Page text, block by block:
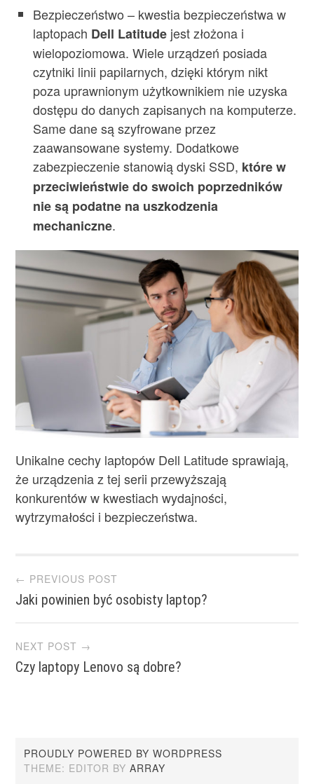
Bezpieczeństwo – kwestia bezpieczeństwa w
laptopach Dell Latitude jest złożona i
wielopoziomowa. Wiele urządzeń posiada
czytniki linii papilarnych, dzięki którym nikt
poza uprawnionym użytkownikiem nie uzyska
dostępu do danych zapisanych na komputerze.
Same dane są szyfrowane przez
zaawansowane systemy. Dodatkowe
zabezpieczenie stanowią dyski SSD, które w
przeciwieństwie do swoich poprzedników
nie są podatne na uszkodzenia
mechaniczne.
Unikalne cechy laptopów Dell Latitude sprawiają,
że urządzenia z tej serii przewyższają
konkurentów w kwestiach wydajności,
wytrzymałości i bezpieczeństwa.
Post
navigation
← PREVIOUS POST
Jaki powinien być osobisty laptop?
NEXT POST →
Czy laptopy Lenovo są dobre?
PROUDLY POWERED BY WORDPRESS
THEME: EDITOR BYARRAY